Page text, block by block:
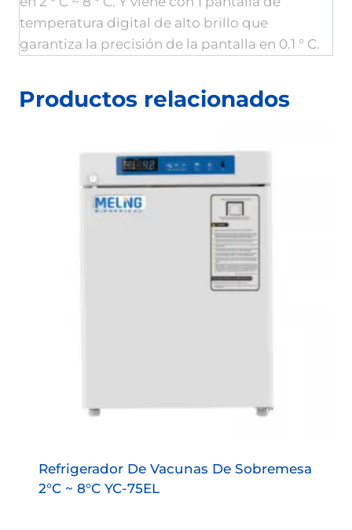
temperatura digital de alto brillo que
garantiza la precisión de la pantalla en 0.1 ° C.
Productos relacionados
Refrigerador De Vacunas De Sobremesa
2°C ~ 8°C YC-75EL